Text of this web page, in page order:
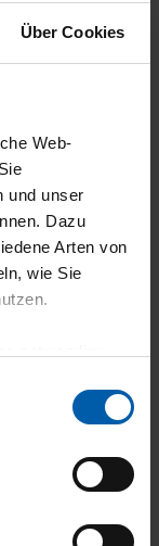
Über Cookies
Web-
und unser
Dazu
Arten von
wie Sie
und
Anzeigen
18.07.2025
03.01.2025
sich